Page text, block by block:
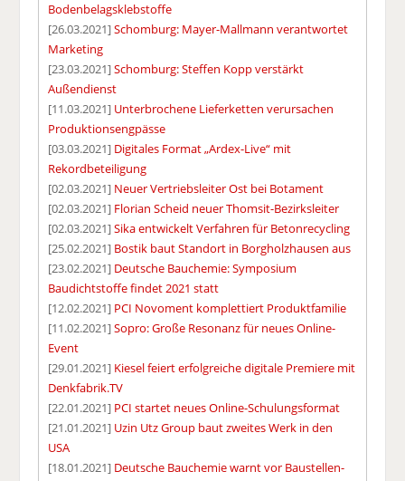
Bodenbelagsklebstoffe
[26.03.2021]Schomburg: Mayer-Mallmann verantwortet
Marketing
[23.03.2021]Schomburg: Steffen Kopp verstärkt
Außendienst
[11.03.2021] Unterbrochene Lieferketten verursachen
Produktionsengpässe
[03.03.2021] Digitales Format „Ardex-Live“ mit
Rekordbeteiligung
[02.03.2021] Neuer Vertriebsleiter Ost bei Botament
[02.03.2021] Florian Scheid neuer Thomsit-Bezirksleiter
[02.03.2021]Sika entwickelt Verfahren für Betonrecycling
[25.02.2021] Bostik baut Standort in Borgholzhausen aus
[23.02.2021] Deutsche Bauchemie: Symposium
Baudichtstoffe findet 2021 statt
[12.02.2021] PCI Novoment komplettiert Produktfamilie
[11.02.2021]Sopro: Große Resonanz für neues Online-
Event
[29.01.2021] Kiesel feiert erfolgreiche digitale Premiere mit
Denkfabrik.TV
[22.01.2021] PCI startet neues Online-Schulungsformat
[21.01.2021] Uzin Utz Group baut zweites Werk in den
USA
[18.01.2021] Deutsche Bauchemie warnt vor Baustellen-